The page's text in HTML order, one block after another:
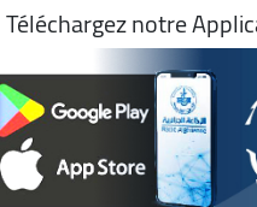
Téléchargez notre